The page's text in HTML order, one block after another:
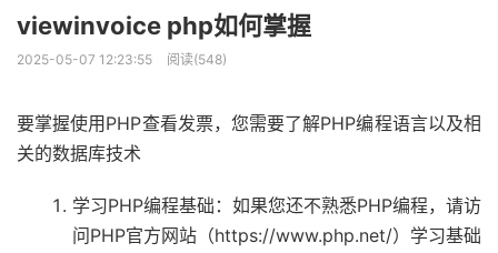
viewinvoice php如何掌握
2025-05-07 12:23:55 阅读(548)
要掌握使用PHP查看发票，您需要了解PHP编程语言以及相
关的数据库技术
学习PHP编程基础：如果您还不熟悉PHP编程，请访
问PHP官方网站（https://www.php.net/）学习基础